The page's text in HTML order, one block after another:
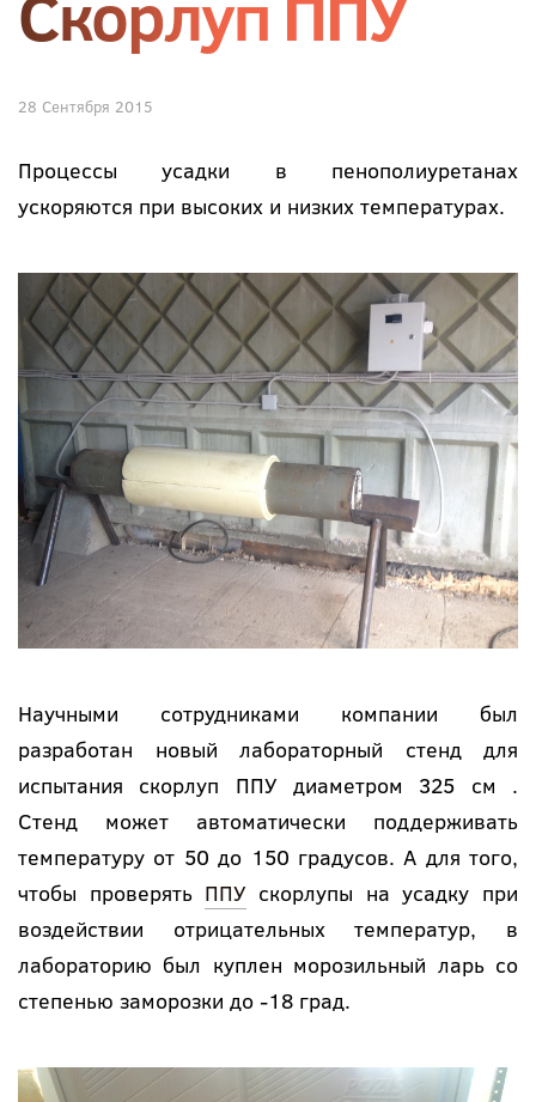
28 Сентября 2015
Процессы усадки в пенополиуретанах
ускоряются при высоких и низких температурах.
Научными сотрудниками компании был
разработан новый лабораторный стенд для
испытания скорлуп ППУ диаметром 325 см .
Стенд может автоматически поддерживать
температуру от 50 до 150 градусов. А для того,
чтобы проверять ППУ скорлупы на усадку при
воздействии отрицательных температур, в
лабораторию был куплен морозильный ларь со
степенью заморозки до -18 град.